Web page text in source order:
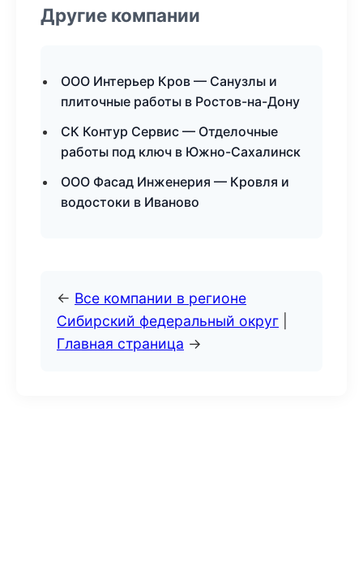
Другие компании
ООО Интерьер Кров — Санузлы и
плиточные работы в Ростов-на-Дону
СК Контур Сервис — Отделочные
работы под ключ в Южно-Сахалинск
ООО Фасад Инженерия — Кровля и
водостоки в Иваново
← Все компании в регионе
Сибирский федеральный округ
Главная страница →